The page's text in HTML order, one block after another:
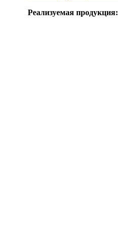
Реализуемая продукция: